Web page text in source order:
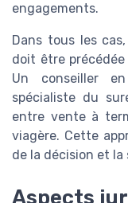
engagements.
Dans tous les
doit être
Un conseiller
spécialiste du
entre vente à
viagère. Cette
de la décision et
Aspects